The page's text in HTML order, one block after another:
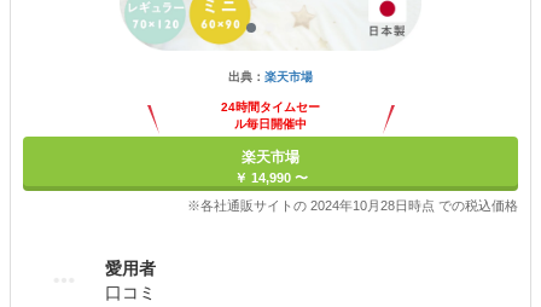
出典： 楽天市場
24時間タイムセー
ル毎日開催中
楽天市場
￥ 14,990 〜
※各社通販サイトの 2024年10月28日時点 での税込価格
愛用者
口コミ